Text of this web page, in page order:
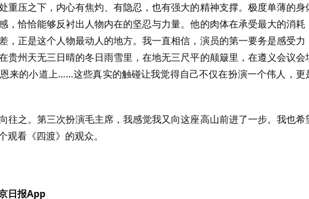
重压之下，内心有焦灼、有隐忍，也有强大的精神支撑。极度单薄的身
，恰恰能够反衬出人物内在的坚忍与力量。他的肉体在承受最大的消耗
，正是这个人物最动人的地方。我一直相信，演员的第一要务是感受力
贵州天无三日晴的冬日雨雪里，在地无三尺平的颠簸里，在遵义会议会
来的小道上……这些真实的触碰让我觉得自己不仅在扮演一个伟人，更
往之。第三次扮演毛主席，我感觉我又向这座高山前进了一步。我也希
看《四渡》的观众。
日报App